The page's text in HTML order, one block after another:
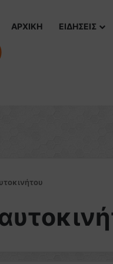
ΑΡΧΙΚΗ ΕΙΔΗΣΕΙΣ